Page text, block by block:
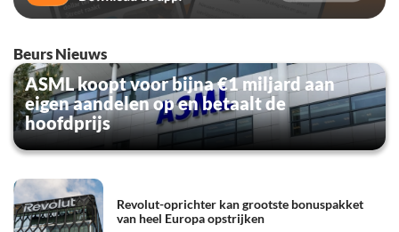
Beurs Nieuws
ASML koopt voor bijna €1 miljard aan
eigen aandelen op en betaalt de
hoofdprijs
Revolut-oprichter kan grootste bonuspakket
van heel Europa opstrijken